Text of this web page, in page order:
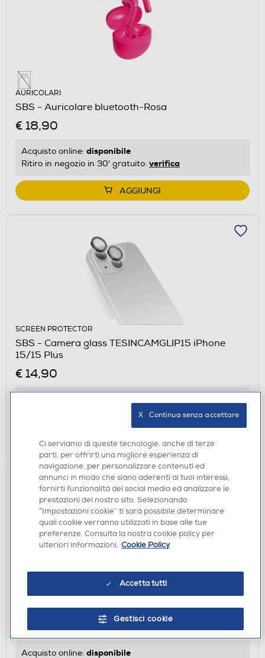
AURICOLARI
SBS - Auricolare bluetooth-Rosa
€ 18,90
Acquisto online: disponibile
Ritiro in negozio in 30' gratuito: verifica
AGGIUNGI
SCREEN PROTECTOR
SBS - Camera glass TESINCAMGLIP15 iPhone
15/15 Plus
€ 14,90
Ritiro in negozio in 30' gratuito: verifica
AGGIUNGI
AURICOLARI
SBS - Auricolare TWS-Giallo
€ 14,90
Acquisto online: disponibile
Ci serviamo di queste tecnologie, anche di terze
parti, per offrirti una migliore esperienza di
navigazione, per personalizzare contenuti ed
annunci in modo che siano aderenti ai tuoi interessi,
fornirti funzionalità dei social media ed analizzare le
prestazioni del nostro sito. Selezionando
“Impostazioni cookie” ti sarà possibile determinare
quali cookie verranno utilizzati in base alle tue
preferenze. Consulta la nostra cookie policy per
ulteriori informazioni. Cookie Policy
Accetta tutti
Gestisci cookie
X   Continua senza accettare